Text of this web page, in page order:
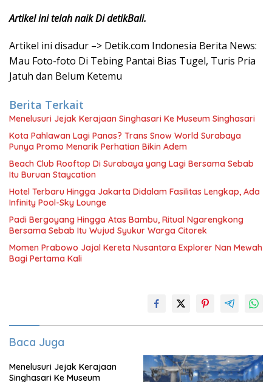
Artikel ini telah naik Di detikBali.
Artikel ini disadur –> Detik.com Indonesia Berita News:
Mau Foto-foto Di Tebing Pantai Bias Tugel, Turis Pria
Jatuh dan Belum Ketemu
Berita Terkait
Menelusuri Jejak Kerajaan Singhasari Ke Museum Singhasari
Kota Pahlawan Lagi Panas? Trans Snow World Surabaya
Punya Promo Menarik Perhatian Bikin Adem
Beach Club Rooftop Di Surabaya yang Lagi Bersama Sebab
Itu Buruan Staycation
Hotel Terbaru Hingga Jakarta Didalam Fasilitas Lengkap, Ada
Infinity Pool-Sky Lounge
Padi Bergoyang Hingga Atas Bambu, Ritual Ngarengkong
Bersama Sebab Itu Wujud Syukur Warga Citorek
Momen Prabowo Jajal Kereta Nusantara Explorer Nan Mewah
Bagi Pertama Kali
Baca Juga
Menelusuri Jejak Kerajaan
Singhasari Ke Museum